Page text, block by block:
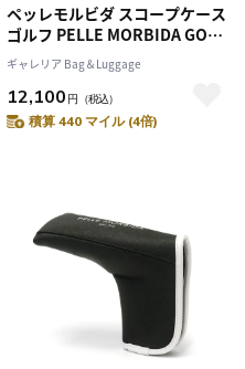
ペッレモルビダ スコープケース
ゴルフ PELLE MORBIDA GOLF
スコープボックス 計測器 距離
計 ケース ポーチ スコープボッ
クスポーチ 撥水 軽量 ブランド
メンズ レディース PG008
ギャレリア Bag＆Luggage
12,100 円 （税込）
積算 440 マイル (4倍)